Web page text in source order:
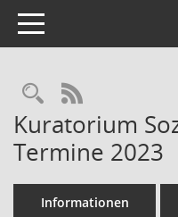
Toggle navigation
RSS-Feed
Kuratorium
Termine 2023
Informationen